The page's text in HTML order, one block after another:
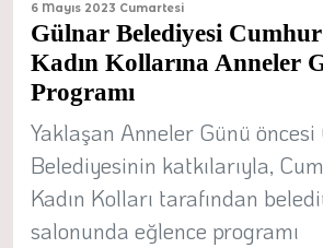
6 Mayıs 2023 Cumartesi
Gülnar Belediyesi
Kadın Kollarına Anneler
Programı
Yaklaşan Anneler Günü
Belediyesinin katkılarıyla,
Kadın Kolları tarafından
salonunda eğlence programı